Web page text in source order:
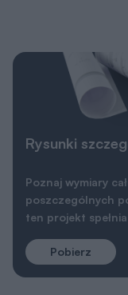
Rysunki
Poznaj wymiary
poszczególnych
ten projekt
Pobierz